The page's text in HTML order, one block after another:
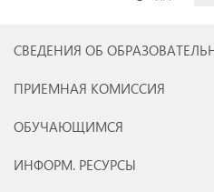
СВЕДЕНИЯ ОБ
ПРИЕМНАЯ КОМИССИЯ
ОБУЧАЮЩИМСЯ
ИНФОРМ. РЕСУРСЫ